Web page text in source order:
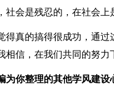
会是残忍的，在社会上
得真的搞得很成功，通
信，在我们共同的努力
你整理的其他学风建设